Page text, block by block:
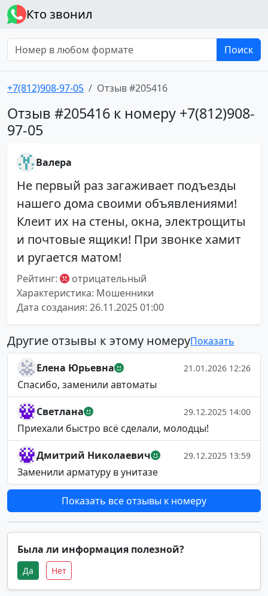
Кто звонил
Поиск
+7(812)908-97-05 Отзыв #205416
Отзыв #205416 к номеру +7(812)908-
97-05
Валера
Не первый раз загаживает подъезды
нашего дома своими объявлениями!
Клеит их на стены, окна, электрощиты
и почтовые ящики! При звонке хамит
и ругается матом!
Рейтинг:
отрицательный
Характеристика: Мошенники
Дата создания: 26.11.2025 01:00
Другие отзывы к этому номеруПоказать
Елена Юрьевна 21.01.2026 12:26
Спасибо, заменили автоматы
Светлана 29.12.2025 14:00
Приехали быстро всё сделали, молодцы!
Дмитрий Николаевич 29.12.2025 13:59
Заменили арматуру в унитазе
Показать все отзывы к номеру
Была ли информация полезной?
Да Нет